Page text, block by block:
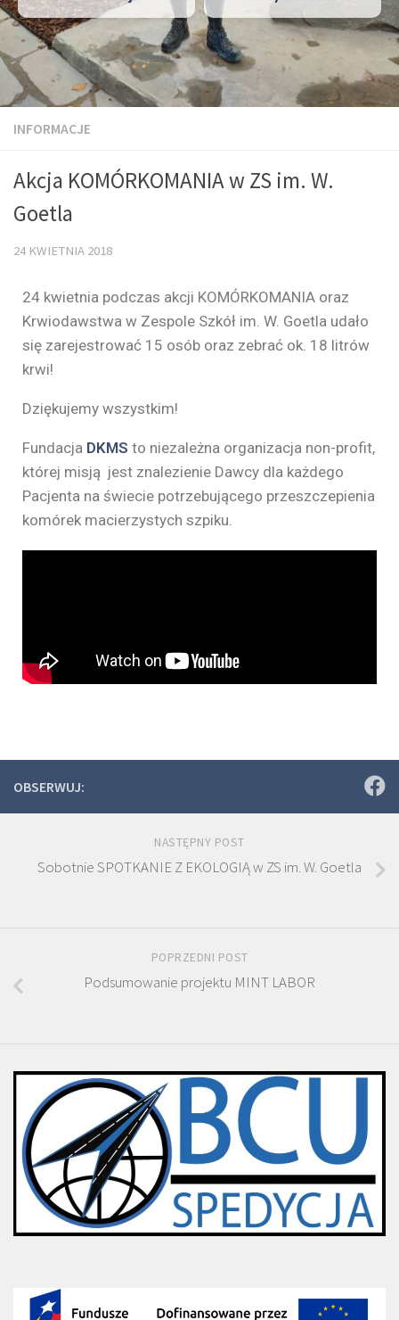
INFORMACJE
Akcja KOMÓRKOMANIA w ZS im. W.
Goetla
24 KWIETNIA 2018
24 kwietnia podczas akcji KOMÓRKOMANIA oraz
Krwiodawstwa w Zespole Szkół im. W. Goetla udało
się zarejestrować 15 osób oraz zebrać ok. 18 litrów
krwi!
Dziękujemy wszystkim!
Fundacja DKMS to niezależna organizacja non-profit,
której misją jest znalezienie Dawcy dla każdego
Pacjenta na świecie potrzebującego przeszczepienia
komórek macierzystych szpiku.
OBSERWUJ:
NASTĘPNY POST
Sobotnie SPOTKANIE Z EKOLOGIĄ w ZS im. W. Goetla
POPRZEDNI POST
Podsumowanie projektu MINT LABOR